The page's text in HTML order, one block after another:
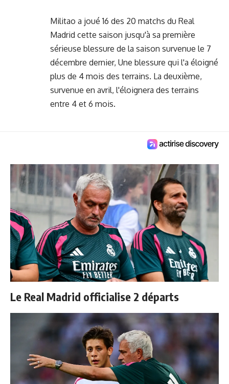
Militao a joué 16 des 20 matchs du Real
Madrid cette saison jusqu'à sa première
sérieuse blessure de la saison survenue le 7
décembre dernier, Une blessure qui l'a éloigné
plus de 4 mois des terrains. La deuxième,
survenue en avril, l'éloignera des terrains
entre 4 et 6 mois.
Le Real Madrid officialise 2 départs